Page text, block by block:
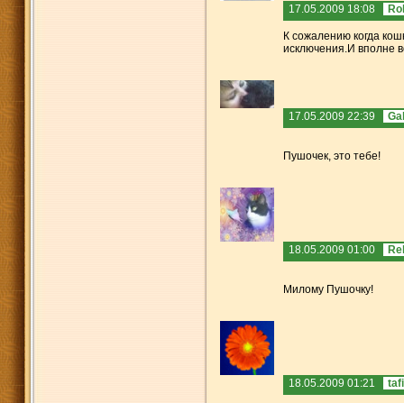
17.05.2009 18:08
К сожалению когда
исключения.И вполне
17.05.2009 22:39
Пушочек, это тебе!
18.05.2009 01:00
Милому Пушочку!
18.05.2009 01:21